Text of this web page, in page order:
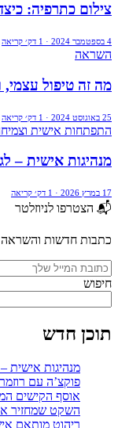
צילום כתרפיה:
4 בספטמבר 2024 · 1 דק׳ קריאה
השראה
מה זה טיפול
25 באוגוסט 2024 · 1 דק׳ קריאה
התפתחות אישית
מנהיגות אישית –
17 במרץ 2026 · 1 דק׳ קריאה
📬 הצטרפו לניוזלטר
כתבות חדשות והשראה
חיפוש
תוכן חדש
מנהיגות אישית
פוקצ’ה עם
אוסף הקישים
השקט שמחזיר
ריהוט מותאם